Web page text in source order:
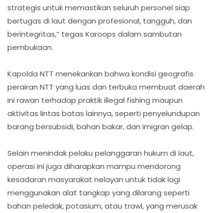
strategis untuk memastikan seluruh personel siap
bertugas di laut dengan profesional, tangguh, dan
berintegritas,” tegas Karoops dalam sambutan
pembukaan.
Kapolda NTT menekankan bahwa kondisi geografis
perairan NTT yang luas dan terbuka membuat daerah
ini rawan terhadap praktik illegal fishing maupun
aktivitas lintas batas lainnya, seperti penyelundupan
barang bersubsidi, bahan bakar, dan imigran gelap.
Selain menindak pelaku pelanggaran hukum di laut,
operasi ini juga diharapkan mampu mendorong
kesadaran masyarakat nelayan untuk tidak lagi
menggunakan alat tangkap yang dilarang seperti
bahan peledak, potasium, atau trawl, yang merusak